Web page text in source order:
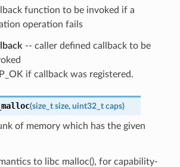
function to be invoked if a
operation fails
-- caller defined callback to be
if callback was registered.
(size_t size, uint32_t caps)
of memory which has the given
to libc malloc(), for capability-